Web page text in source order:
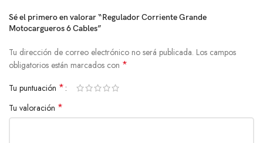
Sé el primero en valorar “Regulador Corriente Grande
Motocargueros 6 Cables”
Tu dirección de correo electrónico no será publicada. Los campos
obligatorios están marcados con *
Tu puntuación *
Tu valoración *